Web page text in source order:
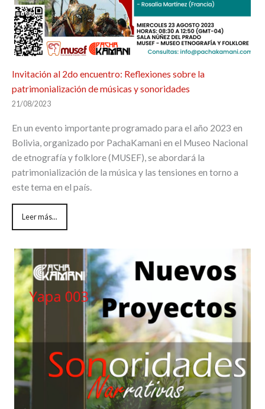
Invitación al 2do encuentro: Reflexiones sobre la
patrimonialización de músicas y sonoridades
21/08/2023
En un evento importante programado para el año 2023 en
Bolivia, organizado por PachaKamani en el Museo Nacional
de etnografía y folklore (MUSEF), se abordará la
patrimonialización de la música y las tensiones en torno a
este tema en el país.
Leer más...